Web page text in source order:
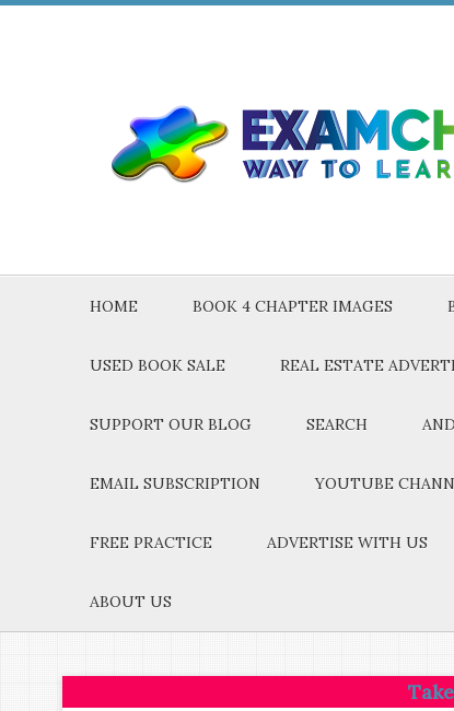
HOME BOOK 4 CHAPTER IMAGES
USED BOOK SALE REAL ESTATE
SUPPORT OUR BLOG SEARCH
EMAIL SUBSCRIPTION YOUTUBE
FREE PRACTICE ADVERTISE WITH US
ABOUT US
Take up